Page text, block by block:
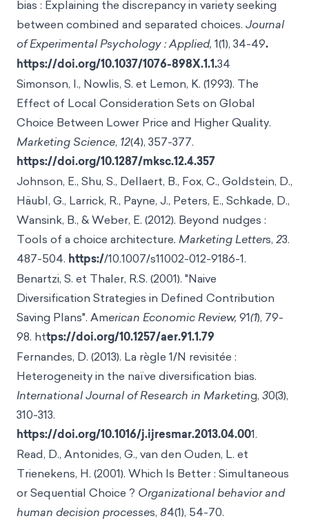
bias : Explaining the discrepancy in variety seeking
between combined and separated choices. Journal
of Experimental Psychology : Applied, 1(1), 34-49.
https://doi.org/10.1037/1076-898X.1.1.34
Simonson, I., Nowlis, S. et Lemon, K. (1993). The
Effect of Local Consideration Sets on Global
Choice Between Lower Price and Higher Quality.
Marketing Science, 12(4), 357-377.
https://doi.org/10.1287/mksc.12.4.357
Johnson, E., Shu, S., Dellaert, B., Fox, C., Goldstein, D.,
Häubl, G., Larrick, R., Payne, J., Peters, E., Schkade, D.,
Wansink, B., & Weber, E. (2012). Beyond nudges :
Tools of a choice architecture. Marketing Letters, 23.
487-504. https://10.1007/s11002-012-9186-1.
Benartzi, S. et Thaler, R.S. (2001). "Naive
Diversification Strategies in Defined Contribution
Saving Plans". American Economic Review, 91(1), 79-
98. https://doi.org/10.1257/aer.91.1.79
Fernandes, D. (2013). La règle 1/N revisitée :
Heterogeneity in the naïve diversification bias.
International Journal of Research in Marketing, 30(3),
310-313.
https://doi.org/10.1016/j.ijresmar.2013.04.001.
Read, D., Antonides, G., van den Ouden, L. et
Trienekens, H. (2001). Which Is Better : Simultaneous
or Sequential Choice ? Organizational behavior and
human decision processes, 84(1), 54-70.